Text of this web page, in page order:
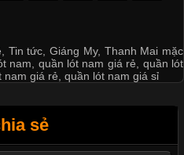
, Tin tức, Giáng My, Thanh Mai mặc
nam, quần lót nam giá rẻ, quần lót
nam giá rẻ, quần lót nam giá sỉ
sẻ